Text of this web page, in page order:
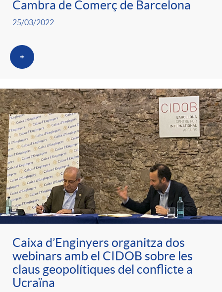
Cambra de Comerç de Barcelona
25/03/2022
+
Caixa d’Enginyers organitza dos
webinars amb el CIDOB sobre les
claus geopolítiques del conflicte a
Ucraïna